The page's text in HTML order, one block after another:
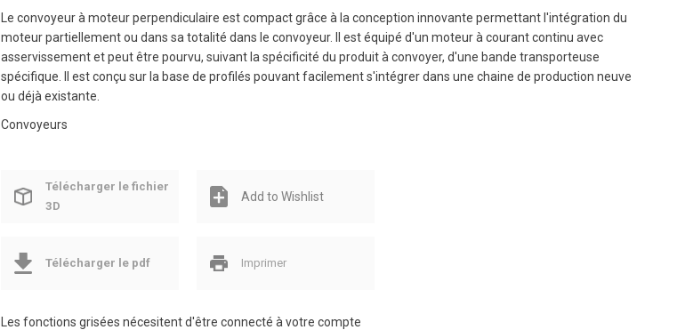
Le convoyeur à moteur perpendiculaire est compact grâce à la conception innovante permettant l'intégration du
moteur partiellement ou dans sa totalité dans le convoyeur. Il est équipé d'un moteur à courant continu avec
asservissement et peut être pourvu, suivant la spécificité du produit à convoyer, d'une bande transporteuse
spécifique. Il est conçu sur la base de profilés pouvant facilement s'intégrer dans une chaine de production neuve
ou déjà existante.
Convoyeurs
Télécharger le fichier
3D
Add to Wishlist
Télécharger le pdf Imprimer
Les fonctions grisées nécesitent d'être connecté à votre compte